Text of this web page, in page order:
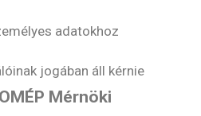
adatokhoz
jogában áll kérnie
OMÉP Mérnöki